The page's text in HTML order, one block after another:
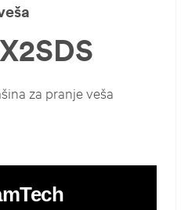
za pranje veša